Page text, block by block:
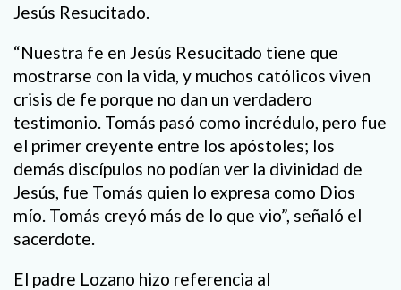
Jesús Resucitado.
“Nuestra fe en Jesús Resucitado tiene que
mostrarse con la vida, y muchos católicos viven
crisis de fe porque no dan un verdadero
testimonio. Tomás pasó como incrédulo, pero fue
el primer creyente entre los apóstoles; los
demás discípulos no podían ver la divinidad de
Jesús, fue Tomás quien lo expresa como Dios
mío. Tomás creyó más de lo que vio”, señaló el
sacerdote.
El padre Lozano hizo referencia al